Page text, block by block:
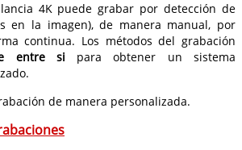
4K puede grabar por detección de
en la imagen), de manera manual, por
continua. Los métodos del grabación
entre si para obtener un sistema